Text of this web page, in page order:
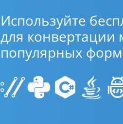
Используйте
для конвертации
популярных